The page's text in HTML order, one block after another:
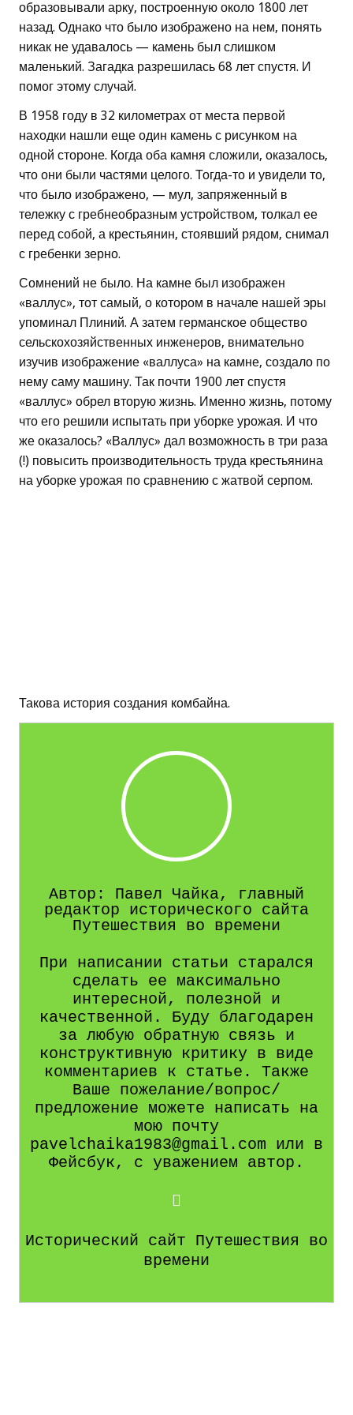
образовывали арку, построенную около 1800 лет
назад. Однако что было изображено на нем, понять
никак не удавалось — камень был слишком
маленький. Загадка разрешилась 68 лет спустя. И
помог этому случай.
В 1958 году в 32 километрах от места первой
находки нашли еще один камень с рисунком на
одной стороне. Когда оба камня сложили, оказалось,
что они были частями целого. Тогда-то и увидели то,
что было изображено, — мул, запряженный в
тележку с гребнеобразным устройством, толкал ее
перед собой, а крестьянин, стоявший рядом, снимал
с гребенки зерно.
Сомнений не было. На камне был изображен
«валлус», тот самый, о котором в начале нашей эры
упоминал Плиний. А затем германское общество
сельскохозяйственных инженеров, внимательно
изучив изображение «валлуса» на камне, создало по
нему саму машину. Так почти 1900 лет спустя
«валлус» обрел вторую жизнь. Именно жизнь, потому
что его решили испытать при уборке урожая. И что
же оказалось? «Валлус» дал возможность в три раза
(!) повысить производительность труда крестьянина
на уборке урожая по сравнению с жатвой серпом.
Такова история создания комбайна.
Автор: Павел Чайка, главный
редактор исторического сайта
Путешествия во времени
При написании статьи старался
сделать ее максимально
интересной, полезной и
качественной. Буду благодарен
за любую обратную связь и
конструктивную критику в виде
комментариев к статье. Также
Ваше пожелание/вопрос/
предложение можете написать на
мою почту
pavelchaika1983@gmail.com или в
Фейсбук, с уважением автор.
Исторический сайт Путешествия во
времени